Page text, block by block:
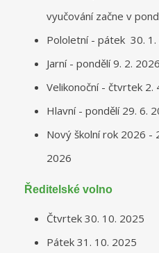
vyučování začne v
Pololetní - pátek 30. 1.
Jarní - pondělí 9. 2.
Velikonoční - čtvrtek 2.
Hlavní - pondělí 29. 6.
Nový školní rok 2026 -
2026
Ředitelské volno
Čtvrtek 30. 10. 2025
Pátek 31. 10. 2025